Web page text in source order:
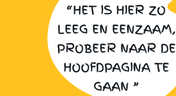
“HET IS HIER ZO
LEEG EN EENZAAM,
PROBEER NAAR DE
HOOFDPAGINA TE
GAAN ”